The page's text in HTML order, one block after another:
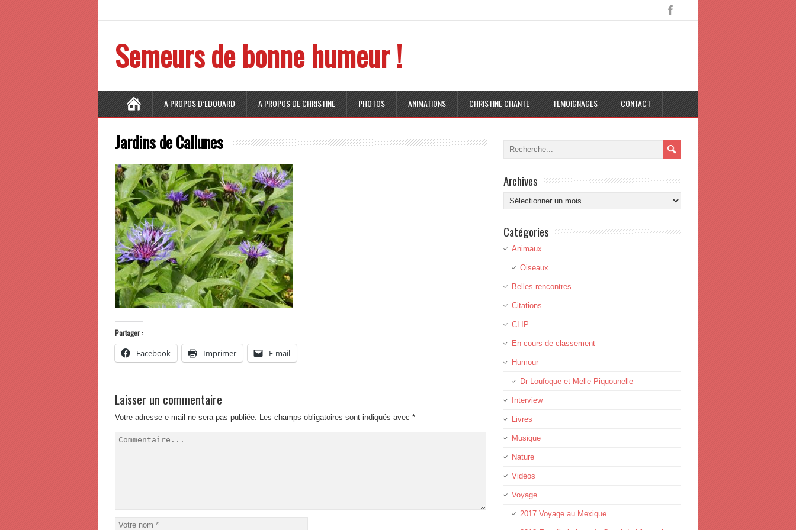
Semeurs de bonne humeur !
A PROPOS D’EDOUARD A PROPOS DE CHRISTINE PHOTOS ANIMATIONS CHRISTINE CHANTE TEMOIGNAGES CONTACT
Jardins de Callunes
Partager :
Facebook Imprimer E-mail
Laisser un commentaire
Votre adresse e-mail ne sera pas publiée. Les champs obligatoires sont indiqués avec *
Archives
Archives
Catégories
Animaux
Oiseaux
Belles rencontres
Citations
CLIP
En cours de classement
Humour
Dr Loufoque et Melle Piquounelle
Interview
Livres
Musique
Nature
Vidéos
Voyage
2017 Voyage au Mexique